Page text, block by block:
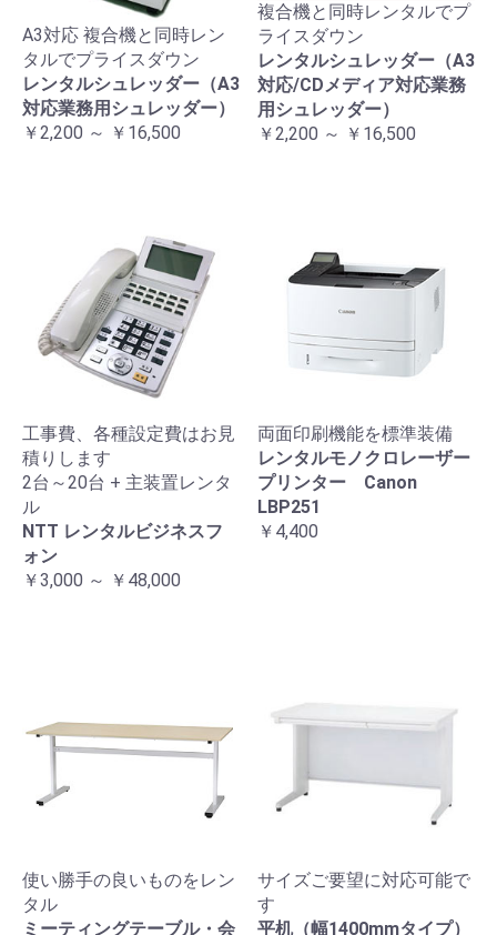
A3対応 複合機と同時レン
タルでプライスダウン
レンタルシュレッダー（A3
対応業務用シュレッダー）
￥2,200 ～ ￥16,500
複合機と同時レンタルでプ
ライスダウン
レンタルシュレッダー（A3
対応/CDメディア対応業務
用シュレッダー）
￥2,200 ～ ￥16,500
工事費、各種設定費はお見
積りします
2台～20台 + 主装置レンタ
ル
NTT レンタルビジネスフ
ォン
￥3,000 ～ ￥48,000
両面印刷機能を標準装備
レンタルモノクロレーザー
プリンター Canon
LBP251
￥4,400
使い勝手の良いものをレン
タル
ミーティングテーブル・会
サイズご要望に対応可能で
す
平机（幅1400mmタイプ）